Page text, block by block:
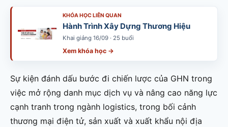
KHÓA HỌC LIÊN QUAN
Hành Trình Xây Dựng Thương Hiệu
Khai giảng 16/09 · 25 buổi
Xem khóa học →
Sự kiện đánh dấu bước đi chiến lược của GHN trong
việc mở rộng danh mục dịch vụ và nâng cao năng lực
cạnh tranh trong ngành logistics, trong bối cảnh
thương mại điện tử, sản xuất và xuất khẩu nội địa